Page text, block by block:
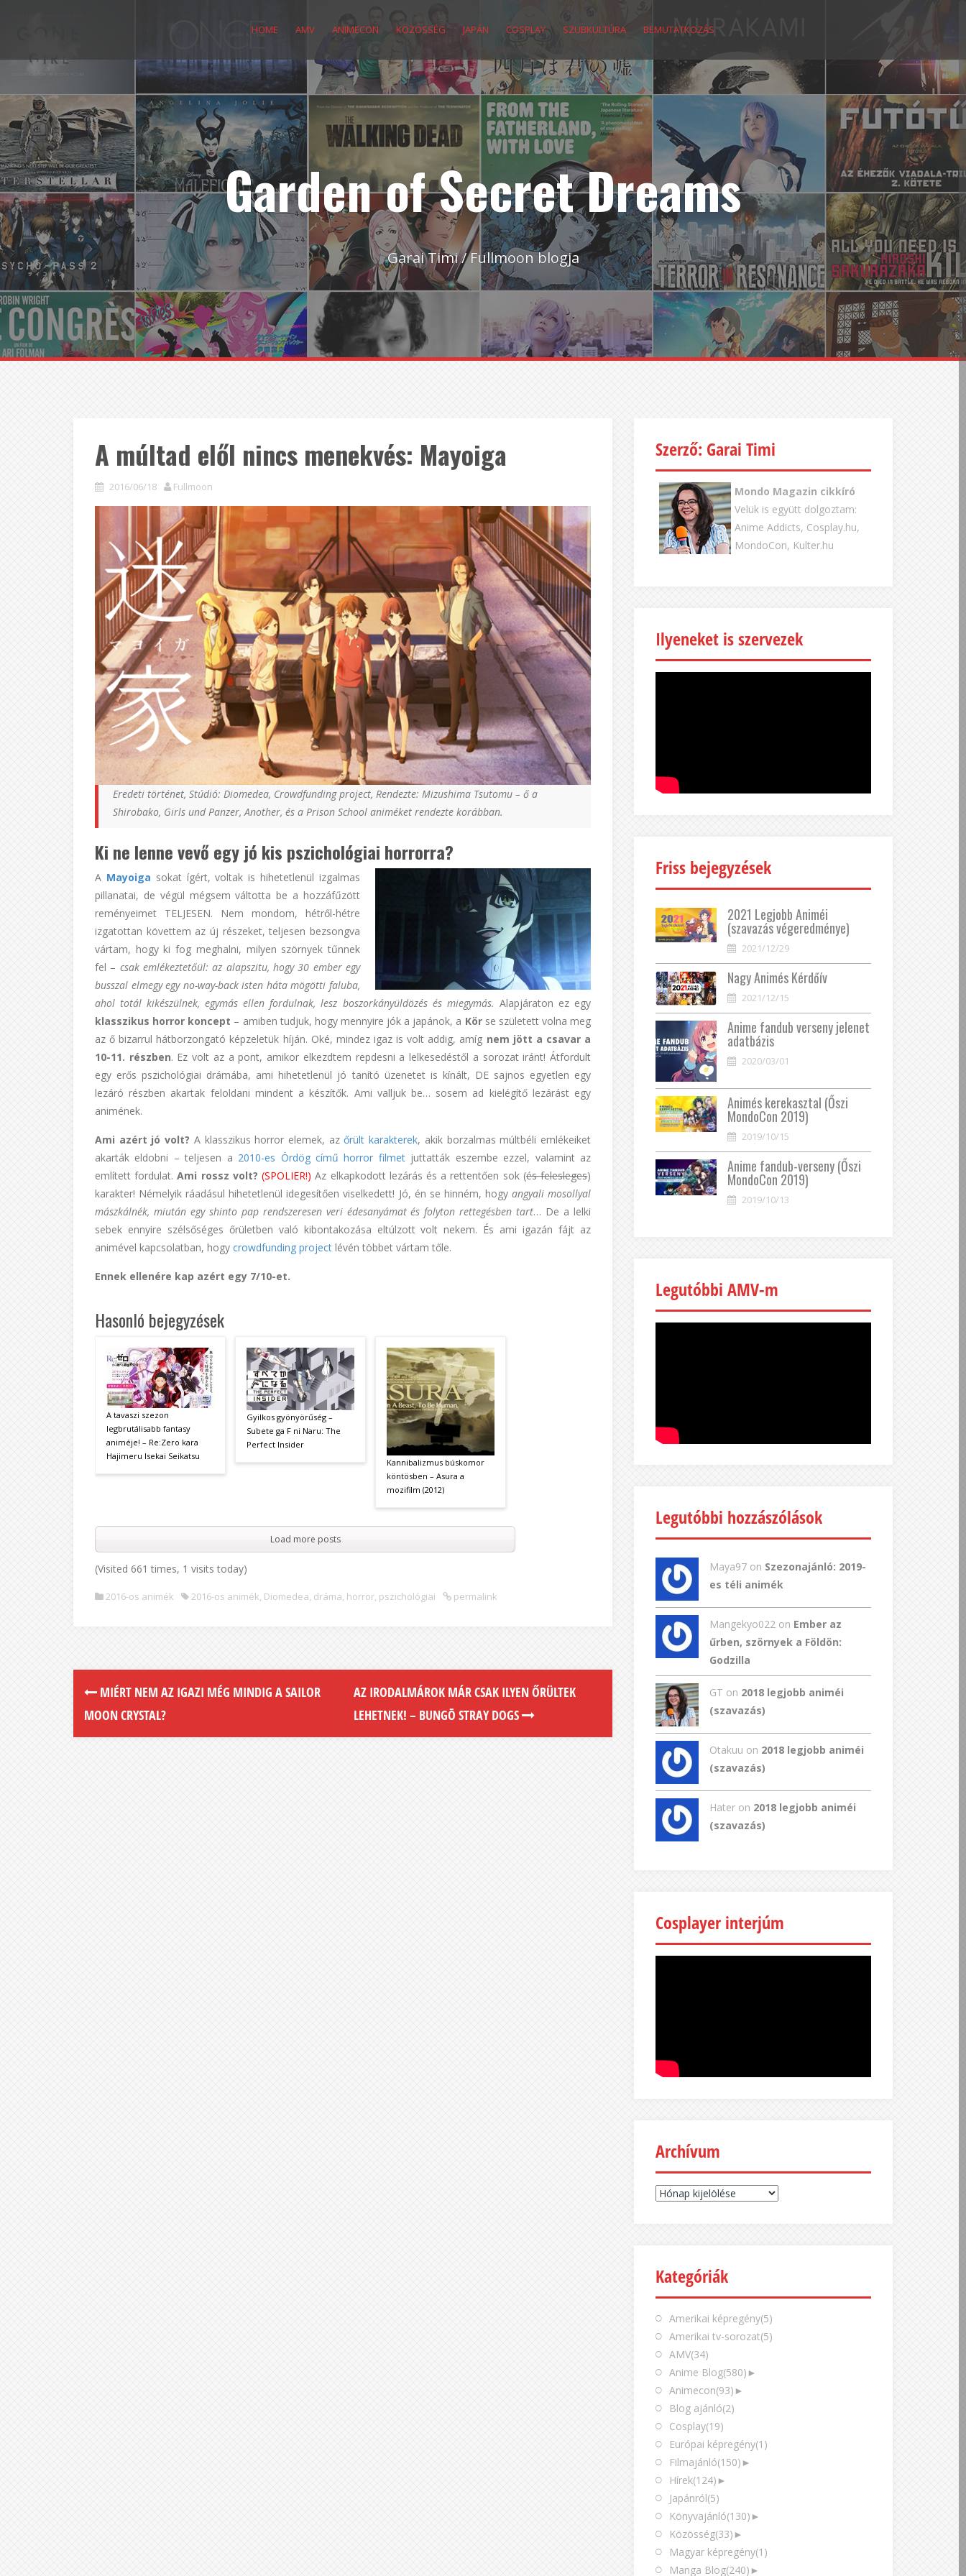
HOME AMV ANIMECON KÖZÖSSÉG JAPÁN COSPLAY SZUBKULTÚRA BEMUTATKOZÁS
Garden of Secret Dreams
Garai Timi / Fullmoon blogja
A múltad elől nincs menekvés: Mayoiga
2016/06/18 Fullmoon
Eredeti történet, Stúdió: Diomedea, Crowdfunding project, Rendezte: Mizushima Tsutomu – ő a
Shirobako, Girls und Panzer, Another, és a Prison School animéket rendezte korábban.
Ki ne lenne vevő egy jó kis pszichológiai horrorra?
A Mayoiga sokat ígért, voltak is hihetetlenül izgalmas
pillanatai, de végül mégsem váltotta be a hozzáfűzött
reményeimet TELJESEN. Nem mondom, hétről-hétre
izgatottan követtem az új részeket, teljesen bezsongva
vártam, hogy ki fog meghalni, milyen szörnyek tűnnek
fel – csak emlékeztetőül: az alapszitu, hogy 30 ember egy
busszal elmegy egy no-way-back isten háta mögötti faluba,
ahol totál kikészülnek, egymás ellen fordulnak, lesz boszorkányüldözés és miegymás. Alapjáraton ez egy
klasszikus horror koncept – amiben tudjuk, hogy mennyire jók a japánok, a Körse született volna meg
az ő bizarrul hátborzongató képzeletük híján. Oké, mindez igaz is volt addig, amíg nem jött a csavar a
10-11. részben. Ez volt az a pont, amikor elkezdtem repdesni a lelkesedéstől a sorozat iránt! Átfordult
egy erős pszichológiai drámába, ami hihetetlenül jó tanító üzenetet is kínált, DE sajnos egyetlen egy
lezáró részben akartak feloldani mindent a készítők. Ami valljuk be… sosem ad kielégítő lezárást egy
animének.
Ami azért jó volt? A klasszikus horror elemek, azőrült karakterek, akik borzalmas múltbéli emlékeiket
akarták eldobni – teljesen a 2010-es Ördög című horror filmetjuttatták eszembe ezzel, valamint az
említett fordulat.Ami rossz volt? (SPOLIER!) Az elkapkodott lezárás és a rettentően sok (és felesleges)
karakter! Némelyik ráadásul hihetetlenül idegesítően viselkedett! Jó, én se hinném, hogy angyali mosollyal
mászkálnék, miután egy shinto pap rendszeresen veri édesanyámat és folyton rettegésben tart… De a lelki
sebek ennyire szélsőséges őrületben való kibontakozása eltúlzott volt nekem. És ami igazán fájt az
animével kapcsolatban, hogy crowdfunding project lévén többet vártam tőle.
Ennek ellenére kap azért egy 7/10-et.
Hasonló bejegyzések
A tavaszi szezon
legbrutálisabb fantasy
animéje! – Re:Zero kara
Hajimeru Isekai Seikatsu
Gyilkos gyönyörűség –
Subete ga F ni Naru: The
Perfect Insider
Kannibalizmus búskomor
köntösben – Asura a
mozifilm (2012)
Load more posts
(Visited 661 times, 1 visits today)
2016-os animék 2016-os animék, Diomedea, dráma, horror, pszichológiai permalink
MIÉRT NEM AZ IGAZI MÉG MINDIG A SAILOR
MOON CRYSTAL?
AZ IRODALMÁROK MÁR CSAK ILYEN ŐRÜLTEK
LEHETNEK! – BUNGŌ STRAY DOGS
Szerző: Garai Timi
Mondo Magazin cikkíró
Velük is együtt dolgoztam:
Anime Addicts, Cosplay.hu,
MondoCon, Kulter.hu
Ilyeneket is szervezek
Friss bejegyzések
2021 Legjobb Animéi
(szavazás végeredménye)
2021/12/29
Nagy Animés Kérdőív
2021/12/15
Anime fandub verseny jelenet
adatbázis
2020/03/01
Animés kerekasztal (Őszi
MondoCon 2019)
2019/10/15
Anime fandub-verseny (Őszi
MondoCon 2019)
2019/10/13
Legutóbbi AMV-m
Legutóbbi hozzászólások
Maya97 on Szezonajánló: 2019-
es téli animék
Mangekyo022 on Ember az
űrben, szörnyek a Földön:
Godzilla
GT on 2018 legjobb animéi
(szavazás)
Otakuu on 2018 legjobb animéi
(szavazás)
Hater on 2018 legjobb animéi
(szavazás)
Cosplayer interjúm
Archívum
Archívum
Kategóriák
Amerikai képregény(5)
Amerikai tv-sorozat(5)
AMV(34)
Anime Blog(580) ►
Animecon(93) ►
Blog ajánló(2)
Cosplay(19)
Európai képregény(1)
Filmajánló(150) ►
Hírek(124) ►
Japánról(5)
Könyvajánló(130) ►
Közösség(33) ►
Magyar képregény(1)
Manga Blog(240) ►